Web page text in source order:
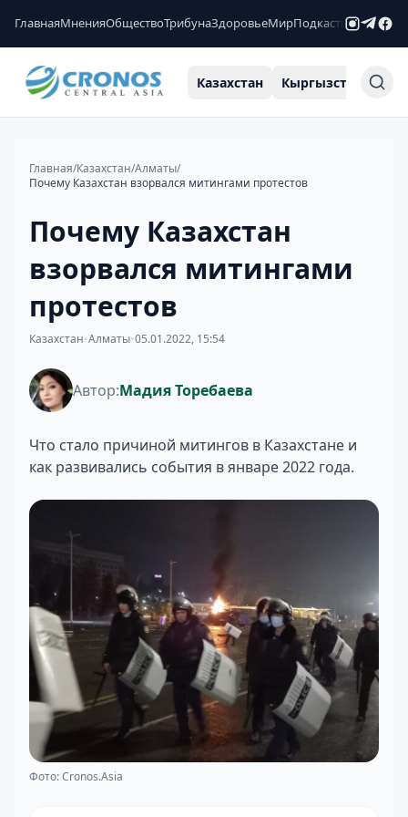
ГлавнаяМненияОбществоТрибунаЗдоровьеМирПодкастыРейтинги
Казахстан Кыргызстан
Главная/Казахстан/Алматы/
Почему Казахстан взорвался митингами протестов
Почему Казахстан
взорвался митингами
протестов
Казахстан•Алматы•05.01.2022, 15:54
Автор:Мадия Торебаева
Что стало причиной митингов в Казахстане и
как развивались события в январе 2022 года.
Фото: Cronos.Asia